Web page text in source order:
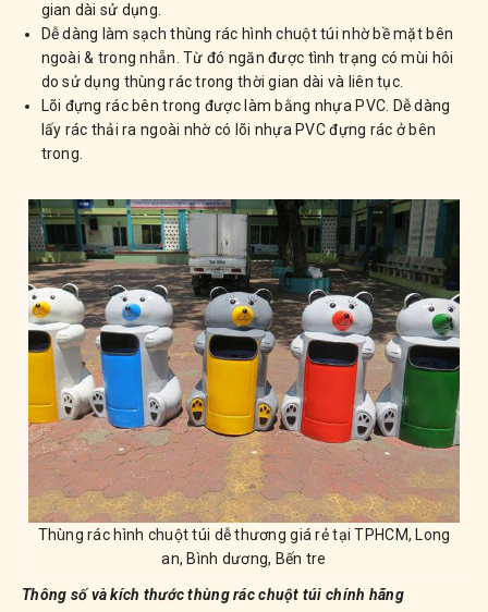
gian dài sử dụng.
Dễ dàng làm sạch thùng rác hình chuột túi nhờ bề mặt bên
ngoài & trong nhẵn. Từ đó ngăn được tình trạng có mùi hôi
do sử dụng thùng rác trong thời gian dài và liên tục.
Lõi đựng rác bên trong được làm bằng nhựa PVC. Dễ dàng
lấy rác thải ra ngoài nhờ có lõi nhựa PVC đựng rác ở bên
trong.
Thùng rác hình chuột túi dễ thương giá rẻ tại TPHCM, Long
an, Bình dương, Bến tre
Thông số và kích thước thùng rác chuột túi chính hãng